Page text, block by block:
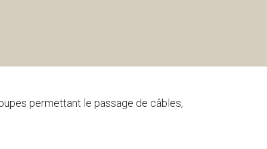
permettant le passage de câbles,